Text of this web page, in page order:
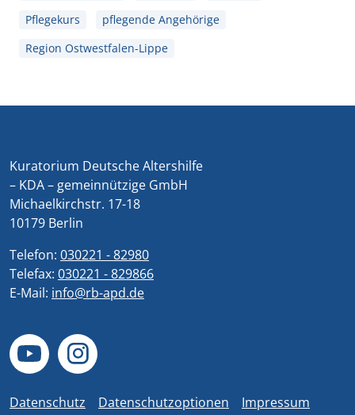
Pflegekurs
pflegende Angehörige
Region Ostwestfalen-Lippe
Kuratorium Deutsche Altershilfe
– KDA – gemeinnützige GmbH
Michaelkirchstr. 17-18
10179 Berlin
Telefon: 030221 - 82980
Telefax: 030221 - 829866
E-Mail: info@rb-apd.de
Datenschutz Datenschutzoptionen Impressum